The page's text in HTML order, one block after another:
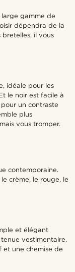
large gamme de
dépendra de la
il vous
idéale pour les
le noir est facile à
un contraste
plus
vous tromper.
contemporaine.
crème, le rouge, le
et élégant
vestimentaire.
et une chemise de